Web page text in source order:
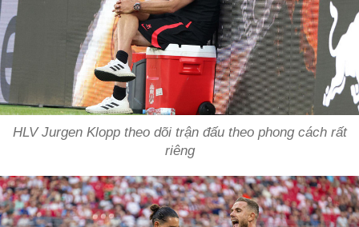
HLV Jurgen Klopp theo dõi trận đấu theo phong cách rất
riêng